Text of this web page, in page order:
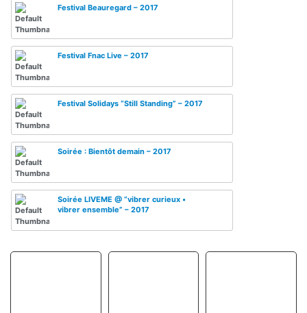
Festival Beauregard – 2017
Festival Fnac Live – 2017
Festival Solidays “Still Standing” – 2017
Soirée : Bientôt demain – 2017
Soirée LIVEME @ “vibrer curieux •
vibrer ensemble” – 2017